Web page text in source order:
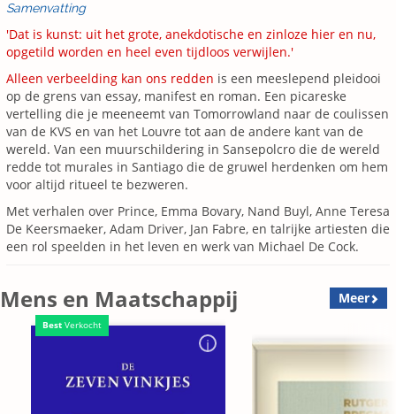
Samenvatting
'Dat is kunst: uit het grote, anekdotische en zinloze hier en nu,
opgetild worden en heel even tijdloos verwijlen.'
Alleen verbeelding kan ons redden is een meeslepend pleidooi
op de grens van essay, manifest en roman. Een picareske
vertelling die je meeneemt van Tomorrowland naar de coulissen
van de KVS en van het Louvre tot aan de andere kant van de
wereld. Van een muurschildering in Sansepolcro die de wereld
redde tot murales in Santiago die de gruwel herdenken om hem
voor altijd ritueel te bezweren.
Met verhalen over Prince, Emma Bovary, Nand Buyl, Anne Teresa
De Keersmaeker, Adam Driver, Jan Fabre, en talrijke artiesten die
een rol speelden in het leven en werk van Michael De Cock.
Mens en Maatschappij Meer
Best Verkocht